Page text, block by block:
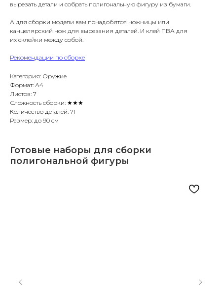
вырезать детали и собрать полигональную фигуру из бумаги.
А для сборки модели вам понадобятся ножницы или
канцелярский нож для вырезания деталей. И клей ПВА для
их склейки между собой.
Рекомендации по сборке
Категория: Оружие
Формат: А4
Листов: 7
Сложность сборки: ★★★
Количество деталей: 71
Размер: до 90 см
Готовые наборы для сборки
полигональной фигуры